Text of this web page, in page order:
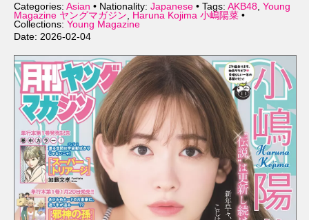
Categories: Asian • Nationality: Japanese • Tags: AKB48 Young
Magazine ヤングマガジン
Haruna Kojima 小嶋陽菜 •
Collections: Young Magazine
Date: 2026-02-04